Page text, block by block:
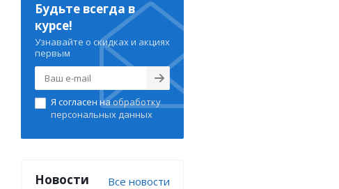
Будьте всегда в
курсе!
Узнавайте о скидках и акциях
первым
Я согласен наобработку
персональных данных
Новости Все новости